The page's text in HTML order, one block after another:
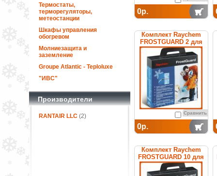
Термостаты,
терморегуляторы,
метеостанции
Шкафы управления
обогревом
Молниезащита и
заземление
Groupe Atlantic - Teploluxe
"ИВС"
Производители
RANTAIR LLC(2)
0р.
Комплект Raychem
FROSTGUARD 2 для
обогрева труб
Сравнить
0р.
Комплект Raychem
FROSTGUARD 10 для
обогрева труб